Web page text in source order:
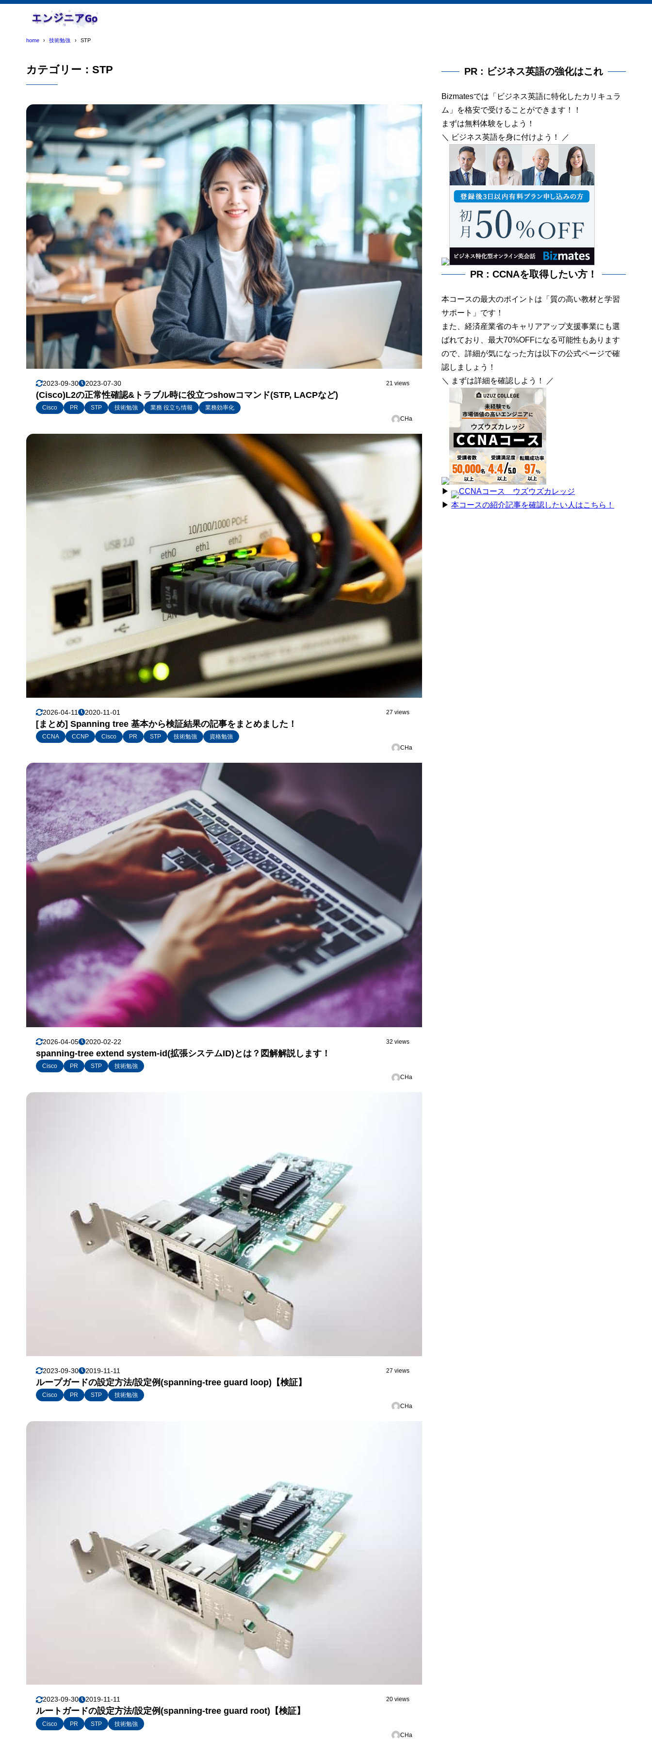
home 技術勉強 STP
カテゴリー：STP
2023-09-30 2023-07-30 21 views
(Cisco)L2の正常性確認&トラブル時に役立つshowコマンド(STP, LACPなど)
Cisco PR STP 技術勉強 業務 役立ち情報
業務効率化
CHa
2026-04-11 2020-11-01 27 views
[まとめ] Spanning tree 基本から検証結果の記事をまとめました！
CCNA CCNP Cisco PR STP 技術勉強
資格勉強
CHa
2026-04-05 2020-02-22 32 views
spanning-tree extend system-id(拡張システムID)とは？図解解説します！
Cisco PR STP
技術勉強
CHa
2023-09-30 2019-11-11 27 views
ループガードの設定方法/設定例(spanning-tree guard loop)【検証】
Cisco PR STP
技術勉強
CHa
2023-09-30 2019-11-11 20 views
ルートガードの設定方法/設定例(spanning-tree guard root)【検証】
Cisco PR STP
技術勉強
CHa
PR : ビジネス英語の強化はこれ
Bizmatesでは「ビジネス英語に特化したカリキュラ
ム」を格安で受けることができます！！
まずは無料体験をしよう！
＼ ビジネス英語を身に付けよう！ ／
PR : CCNAを取得したい方！
本コースの最大のポイントは「質の高い教材と学習
サポート」です！
また、経済産業省のキャリアアップ支援事業にも選
ばれており、最大70%OFFになる可能性もあります
ので、詳細が気になった方は以下の公式ページで確
認しましょう！
＼ まずは詳細を確認しよう！ ／
▶︎
CCNAコース ウズウズカレッジ
▶︎本コースの紹介記事を確認したい人はこちら！